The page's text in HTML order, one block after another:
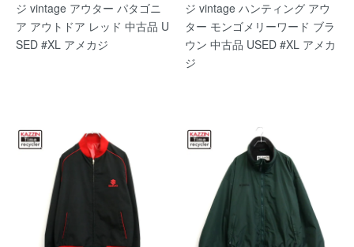
ジ vintage アウター パタゴニ
ア アウトドア レッド 中古品 U
SED #XL アメカジ
ジ vintage ハンティング アウ
ター モンゴメリーワード ブラ
ウン 中古品 USED #XL アメカ
ジ